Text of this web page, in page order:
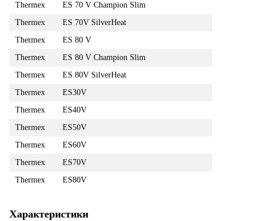
Thermex
ES 70 V Champion Slim
Thermex
ES 70V SilverHeat
Thermex
ES 80 V
Thermex
ES 80 V Champion Slim
Thermex
ES 80V SilverHeat
Thermex
ES30V
Thermex
ES40V
Thermex
ES50V
Thermex
ES60V
Thermex
ES70V
Thermex
ES80V
Характеристики